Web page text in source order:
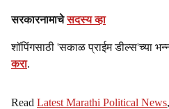
सरकारनामाचेसदस्य व्हा
शॉपिंगसाठी 'सकाळ प्राईम डील्स'च्या
करा.
Read Latest Marathi Political News,